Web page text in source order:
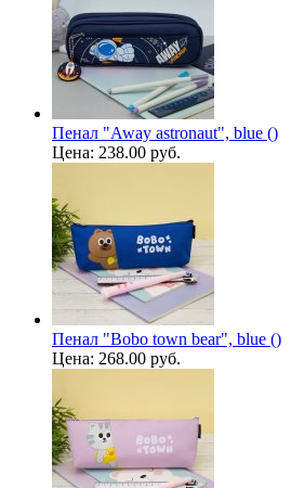
Пенал "Away astronaut", blue ()
Цена: 238.00 руб.
Пенал "Bobo town bear", blue ()
Цена: 268.00 руб.